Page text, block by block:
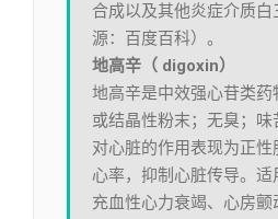
合成以及其他炎症介质白
源：百度百科）。
地高辛（ digoxin）
地高辛是中效强心苷类药
或结晶性粉末；无臭；味
对心脏的作用表现为正
心率，抑制心脏传导。适
充血性心力衰竭、心房颤